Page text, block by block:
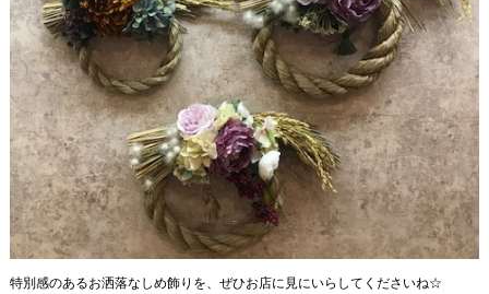
特別感のあるお洒落なしめ飾りを、ぜひお店に見にいらしてくださいね☆